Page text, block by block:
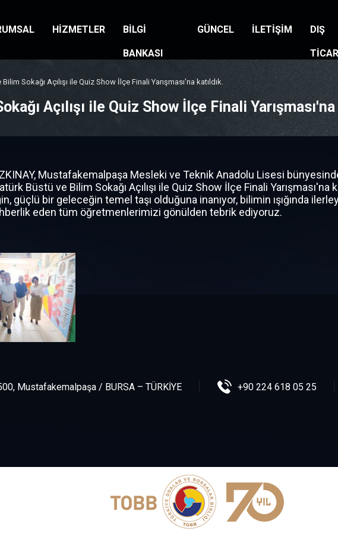
HİZMETLER BİLGİ
BANKASI
GÜNCEL İLETİŞİM DIŞ
Sokağı Açılışı ile Quiz Show İlçe Finali Yarışması'na katıldık.
Açılışı ile Quiz Show İlçe Finali Yarışması'na
Mustafakemalpaşa Mesleki ve Teknik Anadolu Lisesi
Büstü ve Bilim Sokağı Açılışı ile Quiz Show İlçe Finali Yarışması'na
güçlü bir geleceğin temel taşı olduğuna inanıyor, bilimin ışığında
eden tüm öğretmenlerimizi gönülden tebrik ediyoruz.
Mustafakemalpaşa / BURSA – TÜRKİYE +90 224 618 05 25